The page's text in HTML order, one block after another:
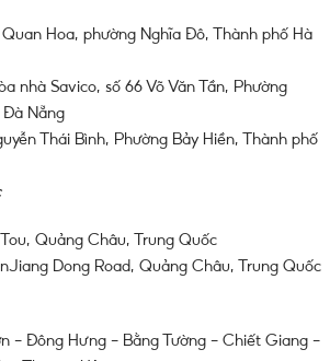
Quan Hoa, phường Nghĩa Đô, Thành phố Hà
nhà Savico, số 66 Võ Văn Tần, Phường
Đà Nẵng
Thái Bình, Phường Bảy Hiền, Thành phố
Quảng Châu, Trung Quốc
Dong Road, Quảng Châu, Trung Quốc
– Đông Hưng – Bằng Tường – Chiết Giang –